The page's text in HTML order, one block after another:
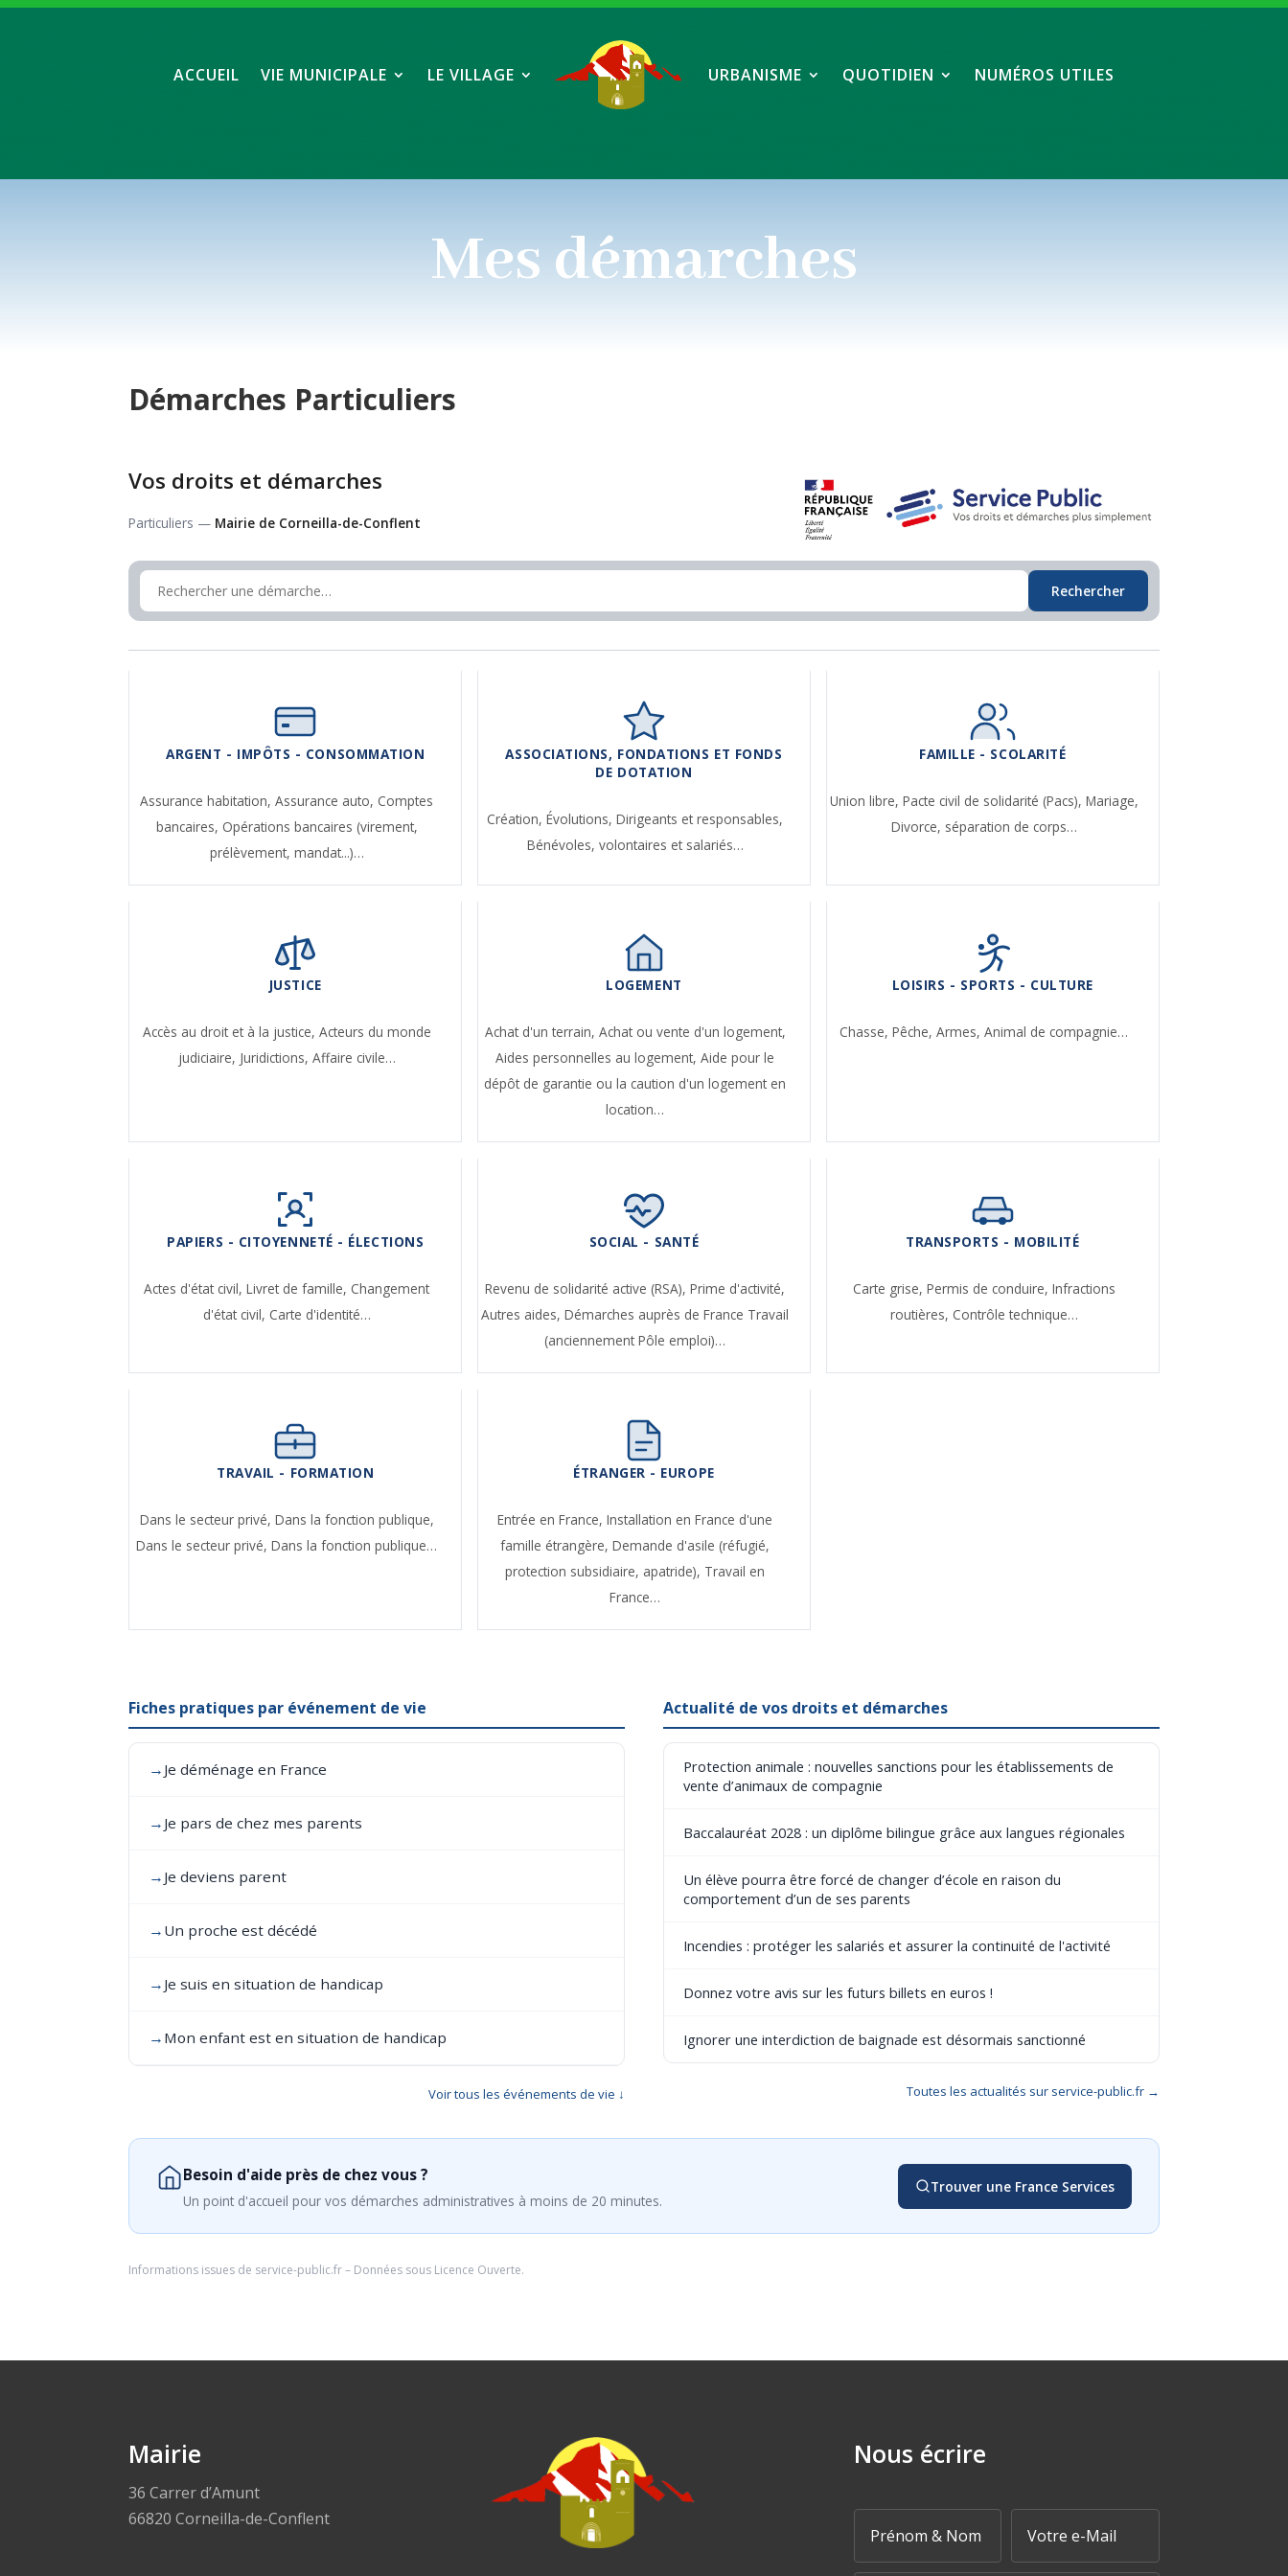
ACCUEIL VIE MUNICIPALE LE VILLAGE URBANISME QUOTIDIEN NUMÉROS UTILES
Mes démarches
Démarches Particuliers
Vos droits et démarches
Particuliers — Mairie de Corneilla-de-Conflent
Rechercher
ARGENT - IMPÔTS - CONSOMMATION
Assurance habitation,Assurance auto, Comptes
bancaires, Opérations bancaires (virement,
prélèvement, mandat...)…
ASSOCIATIONS, FONDATIONS ET FONDS
DE DOTATION
Création,Évolutions,Dirigeants et responsables,
Bénévoles, volontaires et salariés…
FAMILLE - SCOLARITÉ
Union libre, Pacte civil de solidarité (Pacs), Mariage,
Divorce, séparation de corps…
JUSTICE
Accès au droit et à la justice, Acteurs du monde
judiciaire, Juridictions, Affaire civile…
LOGEMENT
Achat d'un terrain, Achat ou vente d'un logement,
Aides personnelles au logement,Aide pour le
dépôt de garantie ou la caution d'un logement en
location…
LOISIRS - SPORTS - CULTURE
Chasse,Pêche,Armes,Animal de compagnie…
PAPIERS - CITOYENNETÉ - ÉLECTIONS
Actes d'état civil,Livret de famille, Changement
d'état civil, Carte d'identité…
SOCIAL - SANTÉ
Revenu de solidarité active (RSA),Prime d'activité,
Autres aides,Démarches auprès de France Travail
(anciennement Pôle emploi)…
TRANSPORTS - MOBILITÉ
Carte grise, Permis de conduire, Infractions
routières, Contrôle technique…
TRAVAIL - FORMATION
Dans le secteur privé, Dans la fonction publique,
Dans le secteur privé,Dans la fonction publique…
ÉTRANGER - EUROPE
Entrée en France,Installation en France d'une
famille étrangère,Demande d'asile (réfugié,
protection subsidiaire, apatride), Travail en
France…
Fiches pratiques par événement de vie
→ Je déménage en France
→ Je pars de chez mes parents
→ Je deviens parent
→ Un proche est décédé
→ Je suis en situation de handicap
→ Mon enfant est en situation de handicap
Voir tous les événements de vie ↓
Actualité de vos droits et démarches
Protection animale : nouvelles sanctions pour les établissements de
vente d’animaux de compagnie
Baccalauréat 2028 : un diplôme bilingue grâce aux langues régionales
Un élève pourra être forcé de changer d’école en raison du
comportement d’un de ses parents
Incendies : protéger les salariés et assurer la continuité de l'activité
Donnez votre avis sur les futurs billets en euros !
Ignorer une interdiction de baignade est désormais sanctionné
Toutes les actualités sur service-public.fr →
Besoin d'aide près de chez vous ?
Un point d'accueil pour vos démarches administratives à moins de 20 minutes.
Trouver une France Services
Informations issues de service-public.fr– Données sous Licence Ouverte.
Mairie
36 Carrer d’Amunt
66820 Corneilla-de-Conflent
Nous écrire